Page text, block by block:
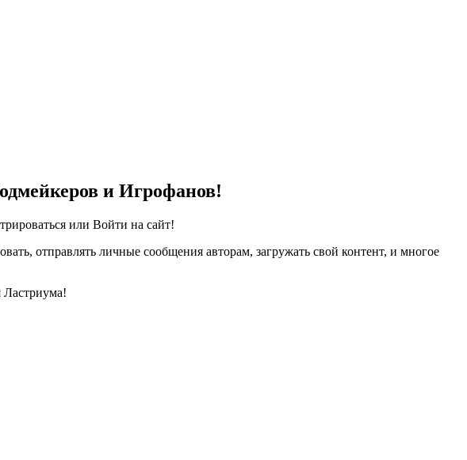
и Игрофанов!
или Войти на сайт!
отправлять личные сообщения авторам, загружать свой контент, и многое